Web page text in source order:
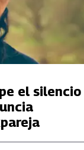
el silencio